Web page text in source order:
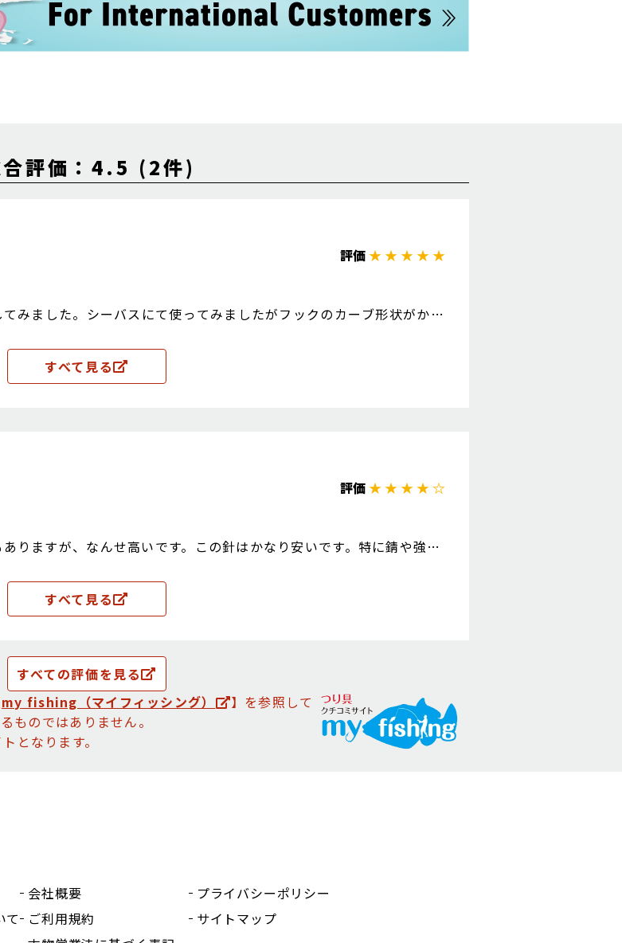
評価：4.5 (2件)
評価★ ★ ★ ★ ★
みました。シーバスにて使ってみましたがフックのカーブ形状がかな
すべて見る
評価★ ★ ★ ★ ☆
りますが、なんせ高いです。この針はかなり安いです。特に錆や強度
すべて見る
すべての評価を見る
my fishing（マイフィッシング）
】を参照して
ものではありません。
となります。
て
会社概要
ご利用規約
プライバシーポリシー
サイトマップ